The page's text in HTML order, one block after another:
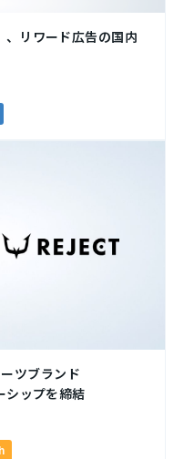
、リワード広告の国内
ツブランド
シップを締結